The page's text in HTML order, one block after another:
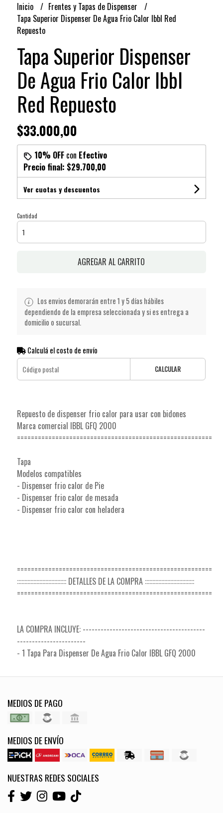
Inicio
Frentes y Tapas de Dispenser
Tapa Superior Dispenser De Agua Frio Calor Ibbl Red
Repuesto
Tapa Superior Dispenser
De Agua Frio Calor Ibbl
Red Repuesto
$33.000,00
10% OFFcon Efectivo
Precio final: $29.700,00
Ver cuotas y descuentos
Cantidad
AGREGAR AL CARRITO
Los envios demorarán entre 1 y 5 días hábiles
dependiendo de la empresa seleccionada y si es entrega a
domicilio o sucursal.
Calculá el costo de envío
CALCULAR
Repuesto de dispenser frio calor para usar con bidones
Marca comercial IBBL GFQ 2000
========================================================
Tapa
Modelos compatibles
- Dispenser frio calor de Pie
- Dispenser frio calor de mesada
- Dispenser frio calor con heladera
========================================================
::::::::::::::::::::::::::::::::: DETALLES DE LA COMPRA :::::::::::::::::::::::::::::::::
========================================================
LA COMPRA INCLUYE: -----------------------------------------
-----------------------
- 1 Tapa Para Dispenser De Agua Frio Calor IBBL GFQ 2000
MEDIOS DE PAGO
MEDIOS DE ENVÍO
NUESTRAS REDES SOCIALES